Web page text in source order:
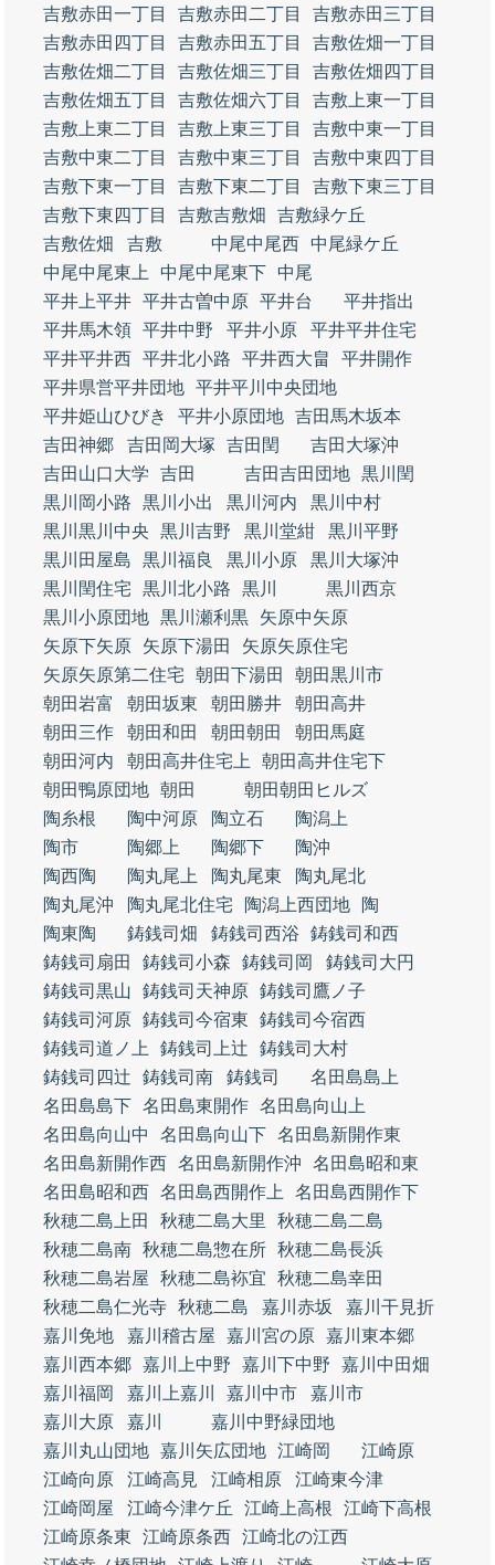
吉敷赤田一丁目
吉敷赤田二丁目
吉敷赤田三丁目
吉敷赤田四丁目
吉敷赤田五丁目
吉敷佐畑一丁目
吉敷佐畑二丁目
吉敷佐畑三丁目
吉敷佐畑四丁目
吉敷佐畑五丁目
吉敷佐畑六丁目
吉敷上東一丁目
吉敷上東二丁目
吉敷上東三丁目
吉敷中東一丁目
吉敷中東二丁目
吉敷中東三丁目
吉敷中東四丁目
吉敷下東一丁目
吉敷下東二丁目
吉敷下東三丁目
吉敷下東四丁目
吉敷吉敷畑
吉敷緑ケ丘
吉敷佐畑
吉敷 中尾中尾西
中尾緑ケ丘
中尾中尾東上
中尾中尾東下
中尾
平井上平井 平井古曽中原 平井台
平井指出
平井馬木領 平井中野 平井小原
平井平井住宅
平井平井西 平井北小路 平井西大畠
平井開作
平井県営平井団地 平井平川中央団地
平井姫山ひびき
平井小原団地 吉田馬木坂本
吉田神郷
吉田岡大塚 吉田閏
吉田大塚沖
吉田山口大学
吉田 吉田吉田団地 黒川閏
黒川岡小路
黒川小出 黒川河内
黒川中村
黒川黒川中央
黒川吉野 黒川堂紺
黒川平野
黒川田屋島
黒川福良 黒川小原
黒川大塚沖
黒川閏住宅
黒川北小路 黒川
黒川西京
黒川小原団地 黒川瀬利黒
矢原中矢原
矢原下矢原
矢原下湯田
矢原矢原住宅
矢原矢原第二住宅
朝田下湯田
朝田黒川市
朝田岩富
朝田坂東 朝田勝井
朝田高井
朝田三作
朝田和田 朝田朝田
朝田馬庭
朝田河内
朝田高井住宅上
朝田高井住宅下
朝田鴨原団地 朝田
朝田朝田ヒルズ
陶糸根
陶中河原 陶立石
陶潟上
陶市
陶郷上 陶郷下
陶沖
陶西陶
陶丸尾上 陶丸尾東
陶丸尾北
陶丸尾沖
陶丸尾北住宅 陶潟上西団地
陶
陶東陶
鋳銭司畑 鋳銭司西浴
鋳銭司和西
鋳銭司扇田
鋳銭司小森 鋳銭司岡
鋳銭司大円
鋳銭司黒山
鋳銭司天神原 鋳銭司鷹ノ子
鋳銭司河原 鋳銭司今宿東
鋳銭司今宿西
鋳銭司道ノ上
鋳銭司上辻
鋳銭司大村
鋳銭司四辻
鋳銭司南 鋳銭司
名田島島上
名田島島下 名田島東開作 名田島向山上
名田島向山中
名田島向山下 名田島新開作東
名田島新開作西 名田島新開作沖
名田島昭和東
名田島昭和西 名田島西開作上
名田島西開作下
秋穂二島上田
秋穂二島大里
秋穂二島二島
秋穂二島南 秋穂二島惣在所 秋穂二島長浜
秋穂二島岩屋
秋穂二島袮宜
秋穂二島幸田
秋穂二島仁光寺 秋穂二島 嘉川赤坂
嘉川干見折
嘉川免地
嘉川稽古屋 嘉川宮の原 嘉川東本郷
嘉川西本郷 嘉川上中野 嘉川下中野
嘉川中田畑
嘉川福岡
嘉川上嘉川 嘉川中市
嘉川市
嘉川大原
嘉川
嘉川中野緑団地
嘉川丸山団地 嘉川矢広団地 江崎岡
江崎原
江崎向原
江崎高見 江崎相原
江崎東今津
江崎岡屋
江崎今津ケ丘 江崎上高根
江崎下高根
江崎原条東
江崎原条西 江崎北の江西